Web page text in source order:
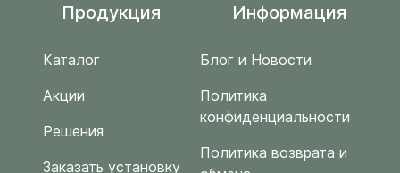
Продукция
Каталог
Акции
Решения
Заказать установку
Информация
Блог и Новости
Политика
конфиденциальности
Политика возврата и